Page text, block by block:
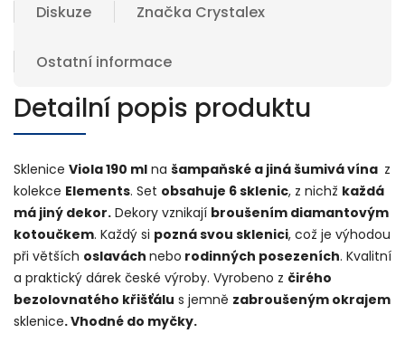
Diskuze Značka Crystalex
Ostatní informace
Detailní popis produktu
Sklenice Viola 190 ml na šampaňské a jiná šumivá vína z
kolekce Elements. Set obsahuje 6 sklenic, z nichž každá
má jiný dekor. Dekory vznikají broušením diamantovým
kotoučkem. Každý si pozná svou sklenici, což je výhodou
při větších oslavách nebo rodinných posezeních. Kvalitní
a praktický dárek české výroby. Vyrobeno z čirého
bezolovnatého křišťálu s jemně zabroušeným okrajem
sklenice. Vhodné do myčky.